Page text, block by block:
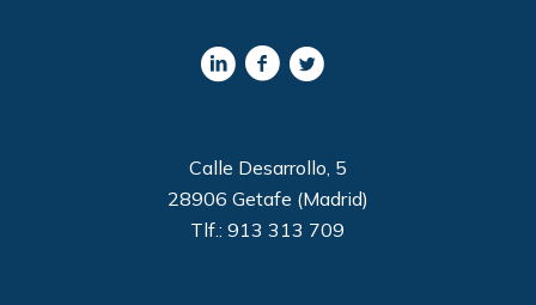
Calle Desarrollo, 5
28906 Getafe (Madrid)
Tlf.: 913 313 709